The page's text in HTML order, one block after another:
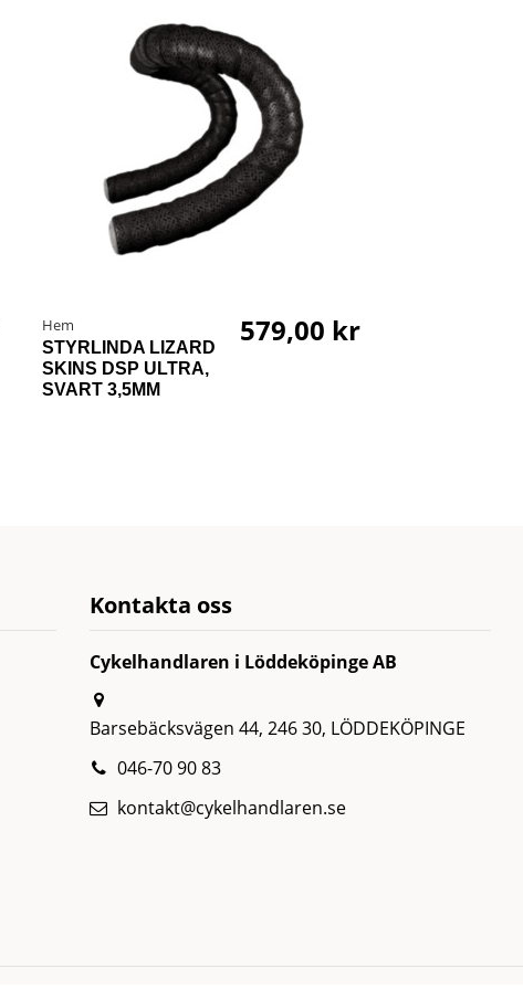
Hem
STYRLINDA LIZARD
SKINS DSP ULTRA,
SVART 3,5MM
579,00 kr
Kontakta oss
Cykelhandlaren i Löddeköpinge AB
Barsebäcksvägen 44, 246 30, LÖDDEKÖPINGE
046-70 90 83
kontakt@cykelhandlaren.se